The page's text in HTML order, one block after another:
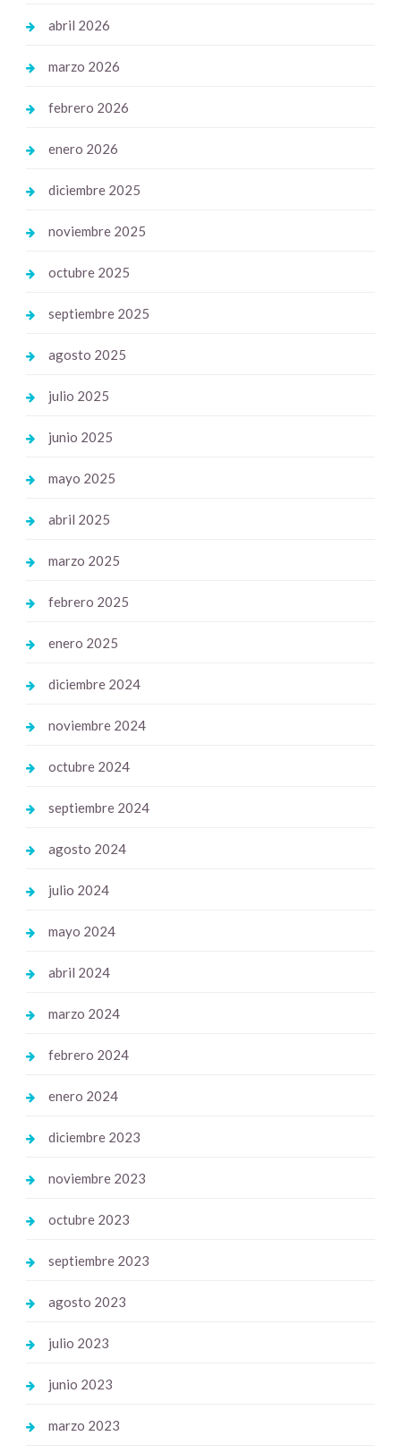
abril 2026
marzo 2026
febrero 2026
enero 2026
diciembre 2025
noviembre 2025
octubre 2025
septiembre 2025
agosto 2025
julio 2025
junio 2025
mayo 2025
abril 2025
marzo 2025
febrero 2025
enero 2025
diciembre 2024
noviembre 2024
octubre 2024
septiembre 2024
agosto 2024
julio 2024
mayo 2024
abril 2024
marzo 2024
febrero 2024
enero 2024
diciembre 2023
noviembre 2023
octubre 2023
septiembre 2023
agosto 2023
julio 2023
junio 2023
marzo 2023